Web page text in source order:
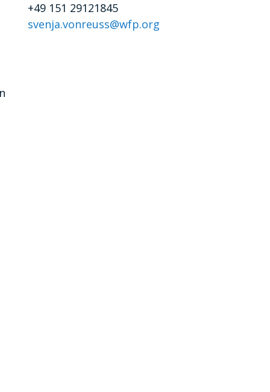
+49 151 29121845
svenja.vonreuss@wfp.org